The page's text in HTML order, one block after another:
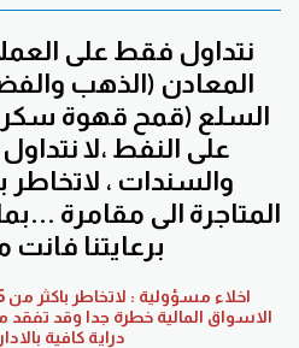
نتداول فقط على
المعادن (الذهب
السلع (قمح قهوة سكر)
على النفط ،لا
والسندات ،
المتاجرة الى مقامرة
برعايتنا فانت
الاسواق المالية خطرة جدا وقد تفقد
دراية كافية